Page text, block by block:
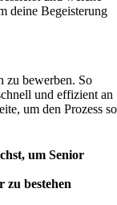
deine Begeisterung
zu bewerben. So
und effizient an
um den Prozess so
um Senior
zu bestehen